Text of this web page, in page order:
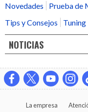
Novedades
Prueba de
Tips y Consejos
Tuning
NOTICIAS
La empresa